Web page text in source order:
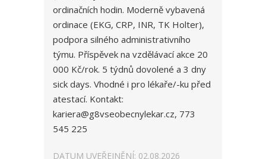
ordinačních hodin. Moderně vybavená
ordinace (EKG, CRP, INR, TK Holter),
podpora silného administrativního
týmu. Příspěvek na vzdělávací akce 20
000 Kč/rok. 5 týdnů dovolené a 3 dny
sick days. Vhodné i pro lékaře/-ku před
atestací. Kontakt:
kariera@g8vseobecnylekar.cz, 773
545 225
DATUM UVEŘEJNĚNÍ: 02.08.2026